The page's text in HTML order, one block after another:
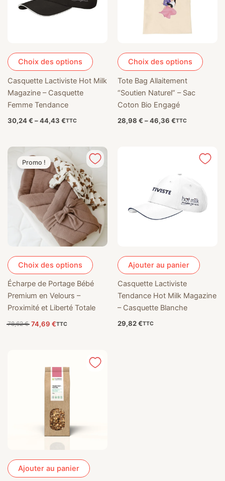
jaune, Elsa
Choix des options
Casquette Lactiviste Hot Milk
Magazine – Casquette
Femme Tendance
30,24€ –44,43 €TTC
Choix des options
Tote Bag Allaitement
“Soutien Naturel” – Sac
Coton Bio Engagé
28,98 € –46,36 €TTC
Promo !
Choix des options
Ce produit a plusieurs variations. Les
Écharpe de Portage Bébé
Premium en Velours –
Proximité et Liberté Totale
78,62€
Le prix initial était : 78,62 €.
74,69 €
Le prix actuel est : 74,69 €.
TTC
Ajouter au panier
Casquette Lactiviste
Tendance Hot Milk Magazine
– Casquette Blanche
29,82€TTC
Ajouter au panier